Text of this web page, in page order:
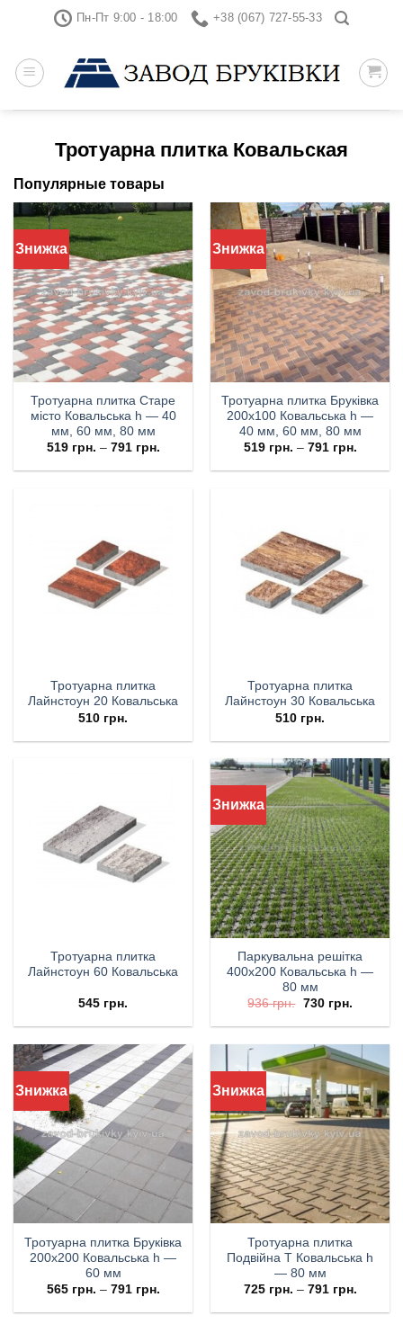
content
Пн-Пт 9:00 - 18:00 +38 (067) 727-55-33
Тротуарна плитка Ковальская
Популярные товары
Знижка
Тротуарна плитка Старе
місто Ковальська h — 40
мм, 60 мм, 80 мм
519 грн. – 791 грн.
Знижка
Тротуарна плитка Бруківка
200х100 Ковальська h —
40 мм, 60 мм, 80 мм
519 грн. – 791 грн.
Тротуарна плитка
Лайнстоун 20 Ковальська
510 грн.
Тротуарна плитка
Лайнстоун 30 Ковальська
510 грн.
Тротуарна плитка
Лайнстоун 60 Ковальська
545 грн.
Знижка
Паркувальна решітка
400х200 Ковальська h —
80 мм
936грн. 730 грн.
Знижка
Тротуарна плитка Бруківка
200х200 Ковальська h —
60 мм
565 грн. – 791 грн.
Знижка
Тротуарна плитка
Подвійна Т Ковальська h
— 80 мм
725 грн. – 791 грн.